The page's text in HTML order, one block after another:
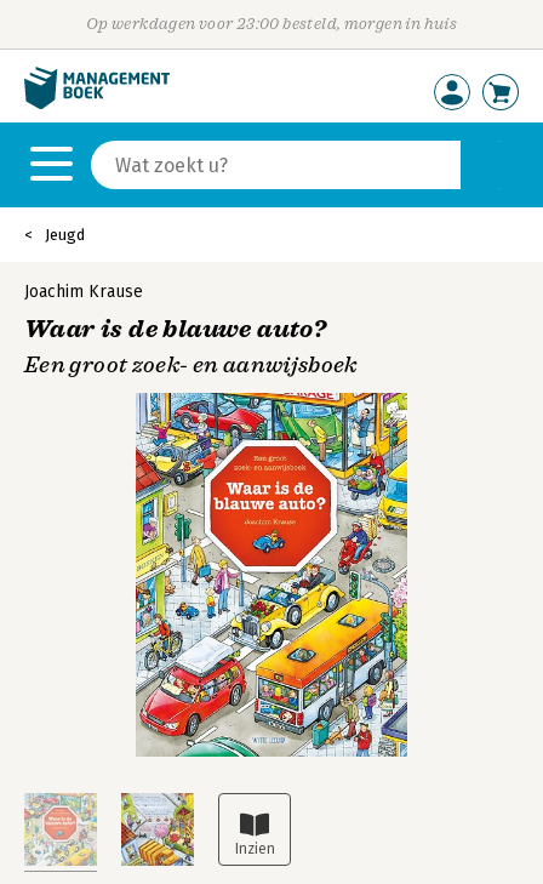
Op werkdagen voor 23:00 besteld, morgen in huis
Jeugd
Joachim Krause
Waar is de blauwe auto?
Een groot zoek- en aanwijsboek